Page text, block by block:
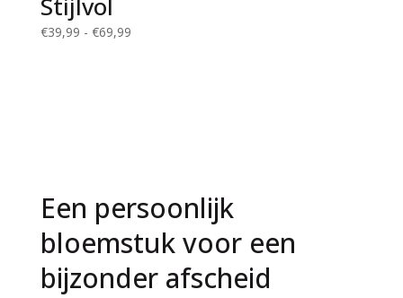
€39,99 - €69,99Prijsklasse:
Een persoonlijk
bloemstuk voor een
bijzonder afscheid